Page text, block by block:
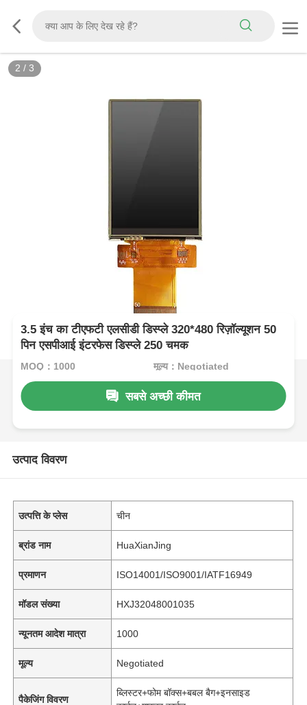
2 / 3
3.5 इंच का टीएफटी एलसीडी डिस्प्ले 320*480 रिज़ॉल्यूशन 50
पिन एसपीआई इंटरफेस डिस्प्ले 250 चमक
MOQ：1000 मूल्य：Negotiated
सबसे अच्छी कीमत
उत्पाद विवरण
उत्पत्ति के प्लेस चीन
ब्रांड नाम HuaXianJing
प्रमाणन ISO14001/ISO9001/IATF16949
मॉडल संख्या HXJ32048001035
न्यूनतम आदेश मात्रा 1000
मूल्य Negotiated
पैकेजिंग विवरण
ब्लिस्टर+फोम बॉक्स+बबल बैग+इनसाइड